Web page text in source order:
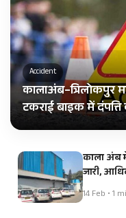
Accident
कालाअंब–त्रिलोकपुर
टकराई बाइक में दंपत्ति
काला अंब
जारी,
14 Feb • 1